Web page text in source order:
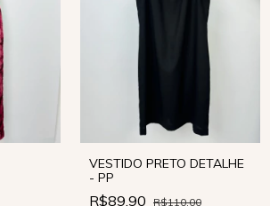
VESTIDO PRETO DETALHE
- PP
R$89,90 R$110,00